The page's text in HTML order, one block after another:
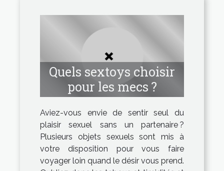
Quels sextoys choisir
pour les mecs ?
Aviez-vous envie de sentir seul du
plaisir sexuel sans un partenaire ?
Plusieurs objets sexuels sont mis à
votre disposition pour vous faire
voyager loin quand le désir vous prend.